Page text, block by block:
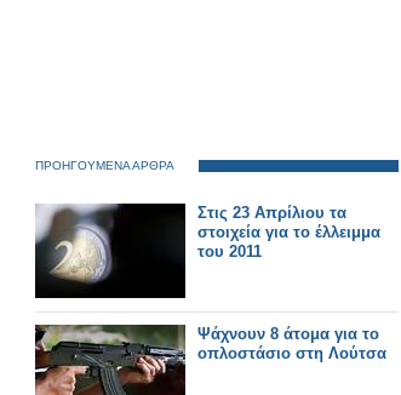
ΠΡΟΗΓΟΥΜΕΝΑ ΑΡΘΡΑ
Στις 23 Απρίλιου τα
στοιχεία για το έλλειμμα
του 2011
Ψάχνουν 8 άτομα για το
οπλοστάσιο στη Λούτσα